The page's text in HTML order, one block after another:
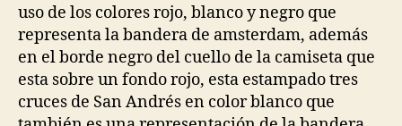
uso de los colores rojo, blanco y negro que
representa la bandera de amsterdam, además
en el borde negro del cuello de la camiseta que
esta sobre un fondo rojo, esta estampado tres
cruces de San Andrés en color blanco que